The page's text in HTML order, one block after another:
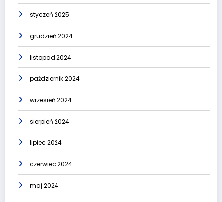
styczeń 2025
grudzień 2024
listopad 2024
październik 2024
wrzesień 2024
sierpień 2024
lipiec 2024
czerwiec 2024
maj 2024